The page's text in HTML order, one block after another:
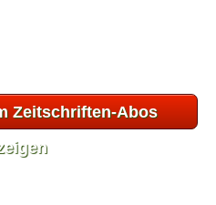
Zeitschriften-Abos